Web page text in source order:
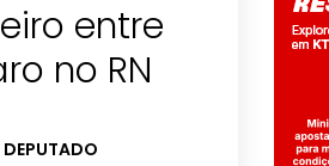
entre
no RN